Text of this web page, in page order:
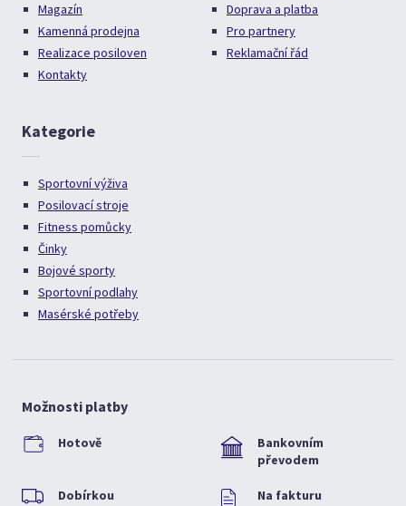
Magazín
Kamenná prodejna
Realizace posiloven
Kontakty
Doprava a platba
Pro partnery
Reklamační řád
Kategorie
Sportovní výživa
Posilovací stroje
Fitness pomůcky
Činky
Bojové sporty
Sportovní podlahy
Masérské potřeby
Možnosti platby
Hotově
Bankovním
převodem
Dobírkou Na fakturu